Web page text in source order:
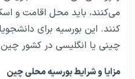
می‌کنند، باید محل اقامت و
کنند. این بورسیه برای
چینی یا انگلیسی در کشور
مزایا و شرایط بورسیه محلی چین